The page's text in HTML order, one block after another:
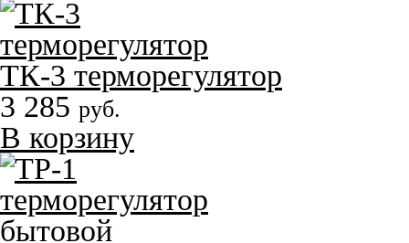
ТК-3 терморегулятор
3 285 руб.
В корзину